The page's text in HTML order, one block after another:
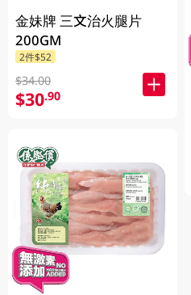
金妹牌 三文治火腿片
200GM
2件$52
$34.00
$30.90